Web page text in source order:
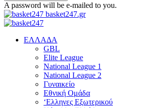
A password will be e-mailed to you.
basket247.gr
EΛΛΑΔΑ
GBL
Elite League
National League 1
National League 2
Γυναικείο
Εθνική Ομάδα
‘Ελληνες Εξωτερικού